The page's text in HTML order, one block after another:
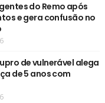
do Remo após
e gera confusão no
de vulnerável alega
de 5 anos com